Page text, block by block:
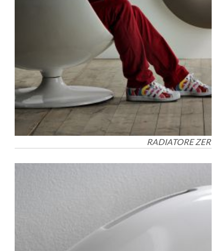
RADIATORE